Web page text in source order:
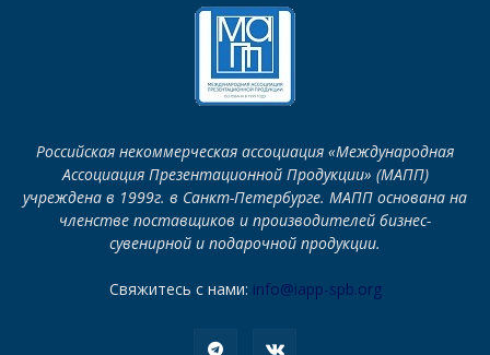
Российская некоммерческая ассоциация «Международная
Ассоциация Презентационной Продукции» (МАПП)
учреждена в 1999г. в Санкт-Петербурге. МАПП основана на
членстве поставщиков и производителей бизнес-
сувенирной и подарочной продукции.
Свяжитесь с нами: info@iapp-spb.org